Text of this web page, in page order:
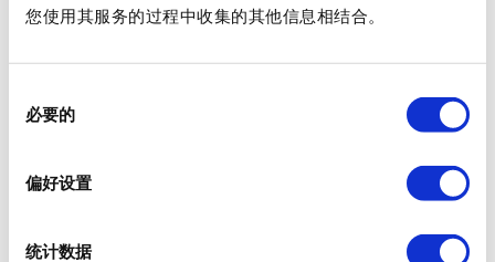
您使用其服务的过程中收集的其他信息相结合。
必要的
偏好设置
统计数据